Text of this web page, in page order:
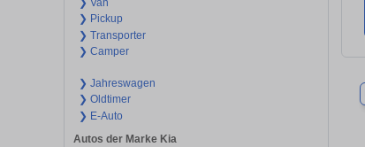
❯ Pickup
❯ Transporter
❯ Camper
❯ Jahreswagen
❯ Oldtimer
❯ E-Auto
Autos der Marke Kia